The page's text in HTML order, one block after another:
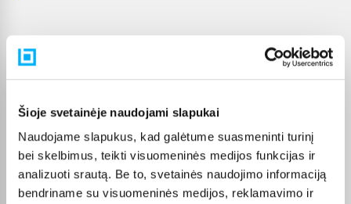
Šioje svetainėje naudojami slapukai
Naudojame slapukus, kad galėtume suasmeninti turinį
bei skelbimus, teikti visuomeninės medijos funkcijas ir
analizuoti srautą. Be to, svetainės naudojimo informaciją
bendriname su visuomeninės medijos, reklamavimo ir
Pirkėjų atsiliepimai apie prekes
Patvirtintas pirkėjas
Labai geras